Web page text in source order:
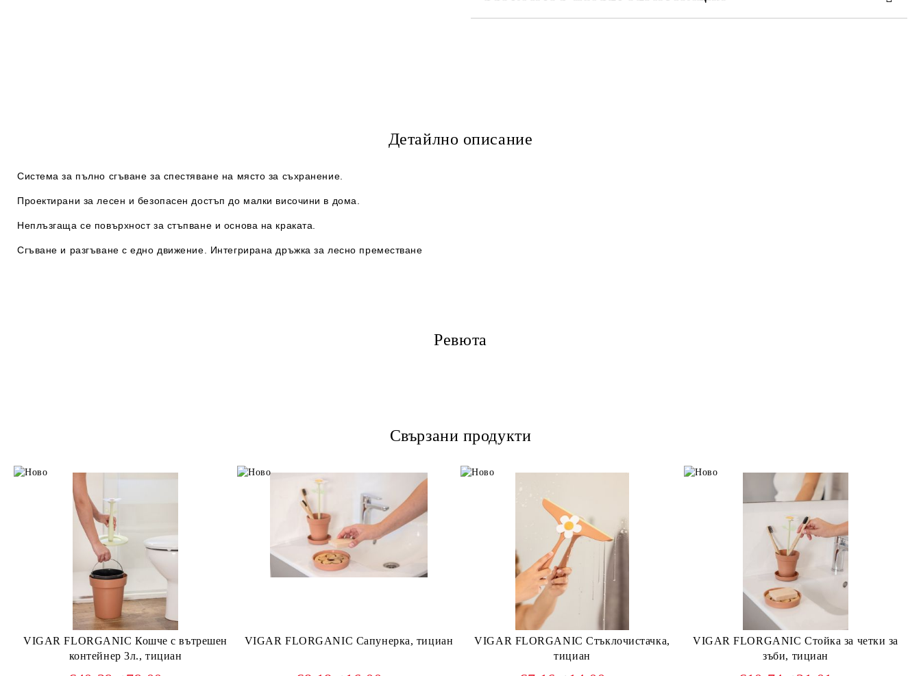
Детайлно описание
Система за пълно сгъване за спестяване на място за съхранение.
Проектирани за лесен и безопасен достъп до малки височини в дома.
Неплъзгаща се повърхност за стъпване и основа на краката.
Сгъване и разгъване с едно движение. Интегрирана дръжка за лесно преместване
Ревюта
Свързани продукти
VIGAR FLORGANIC Кошче с вътрешен
контейнер 3л., тициан
VIGAR FLORGANIC Сапунерка, тициан
VIGAR FLORGANIC Стъклочистачка,
тициан
VIGAR FLORGANIC Стойка за четки за
зъби, тициан